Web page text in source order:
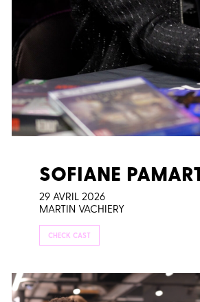
SOFIANE
29 AVRIL 2026
MARTIN VACHIERY
CHECK CAST